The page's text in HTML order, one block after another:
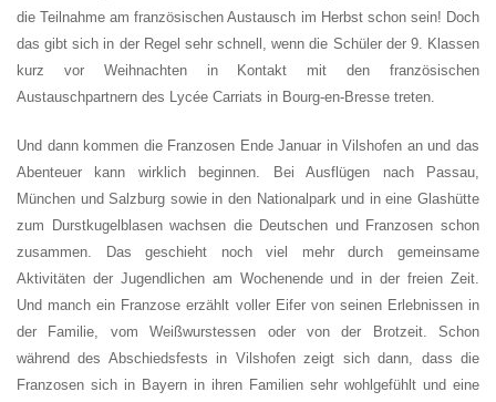
die Teilnahme am französischen Austausch im Herbst schon sein! Doch
das gibt sich in der Regel sehr schnell, wenn die Schüler der 9. Klassen
kurz vor Weihnachten in Kontakt mit den französischen
Austauschpartnern des Lycée Carriats in Bourg-en-Bresse treten.
Und dann kommen die Franzosen Ende Januar in Vilshofen an und das
Abenteuer kann wirklich beginnen. Bei Ausflügen nach Passau,
München und Salzburg sowie in den Nationalpark und in eine Glashütte
zum Durstkugelblasen wachsen die Deutschen und Franzosen schon
zusammen. Das geschieht noch viel mehr durch gemeinsame
Aktivitäten der Jugendlichen am Wochenende und in der freien Zeit.
Und manch ein Franzose erzählt voller Eifer von seinen Erlebnissen in
der Familie, vom Weißwurstessen oder von der Brotzeit. Schon
während des Abschiedsfests in Vilshofen zeigt sich dann, dass die
Franzosen sich in Bayern in ihren Familien sehr wohlgefühlt und eine